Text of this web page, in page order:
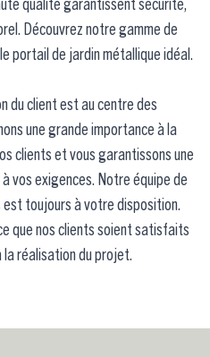
qualité garantissent sécurité,
Découvrez notre gamme de
portail de jardin métallique idéal.
du client est au centre des
une grande importance à la
clients et vous garantissons une
vos exigences. Notre équipe de
toujours à votre disposition.
que nos clients soient satisfaits
réalisation du projet.